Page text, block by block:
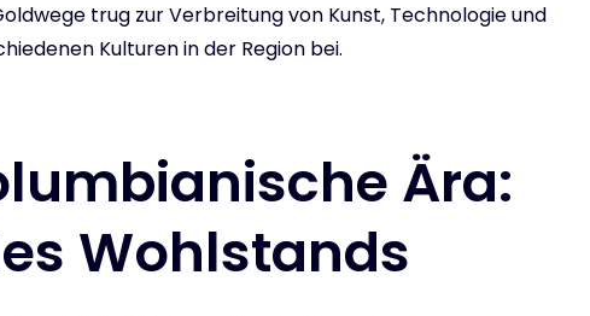
trug zur Verbreitung von Kunst, Technologie und
Kulturen in der Region bei.
Ära:
Wohlstands